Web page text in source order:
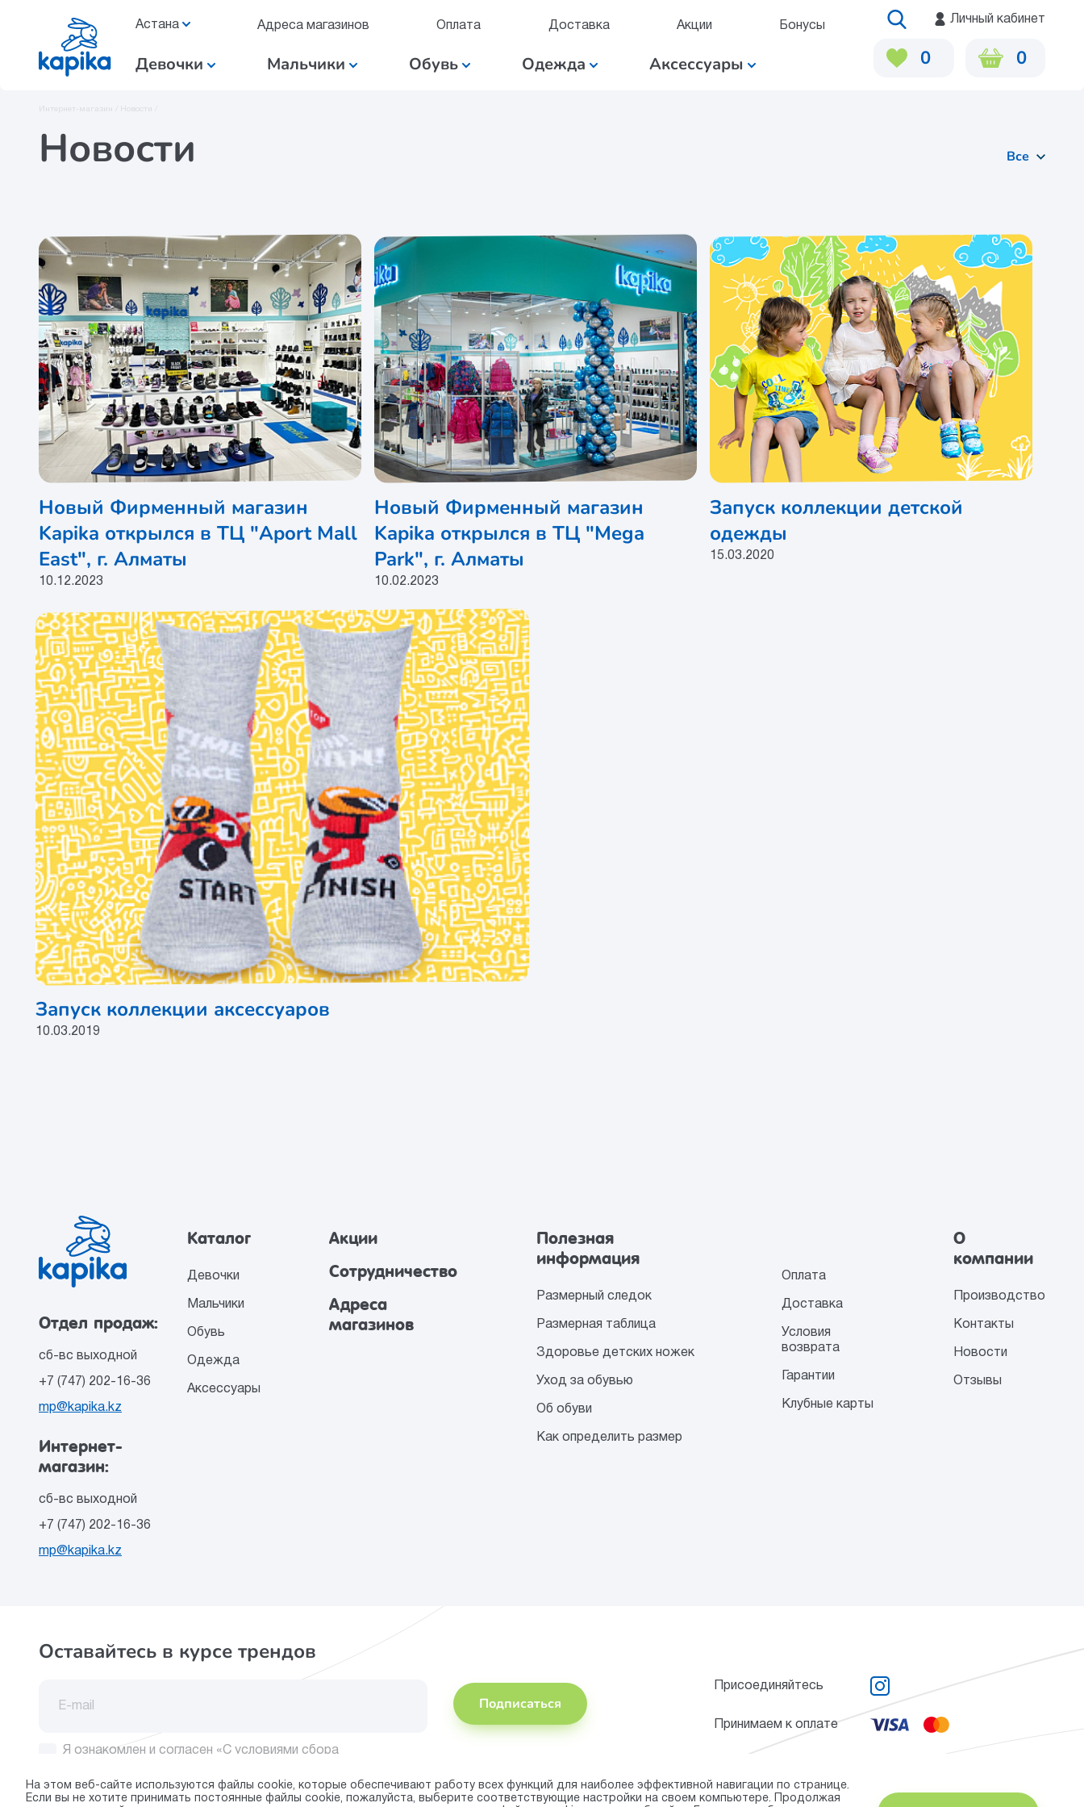
Астана Адреса магазинов Оплата Доставка Акции Бонусы
Девочки Мальчики Обувь Одежда Аксессуары
Личный кабинет
0 0
На этом веб-сайте используются файлы cookie, которые обеспечивают работу всех функций для наиболее эффективной навигации по странице.
Если вы не хотите принимать постоянные файлы cookie, пожалуйста, выберите соответствующие настройки на своем компьютере. Продолжая
Интернет-магазин / Новости /
Новости Все
Новый Фирменный магазин
Kapika открылся в ТЦ "Aport Mall
East", г. Алматы
10.12.2023
Новый Фирменный магазин
Kapika открылся в ТЦ "Mega
Park", г. Алматы
10.02.2023
Запуск коллекции детской
одежды
15.03.2020
Запуск коллекции аксессуаров
10.03.2019
Отдел продаж:
сб-вс выходной
+7 (747) 202-16-36
mp@kapika.kz
Интернет-
магазин:
сб-вс выходной
+7 (747) 202-16-36
mp@kapika.kz
Каталог
Девочки
Мальчики
Обувь
Одежда
Аксессуары
Акции
Сотрудничество
Адреса
магазинов
Полезная
информация
Размерный следок
Размерная таблица
Здоровье детских ножек
Уход за обувью
Об обуви
Как определить размер
Оплата
Доставка
Условия
возврата
Гарантии
Клубные карты
О
компании
Производство
Контакты
Новости
Отзывы
Оставайтесь в курсе трендов
Я ознакомлен и согласен «С условиями сбора
Подписаться
Присоединяйтесь
Принимаем к оплате